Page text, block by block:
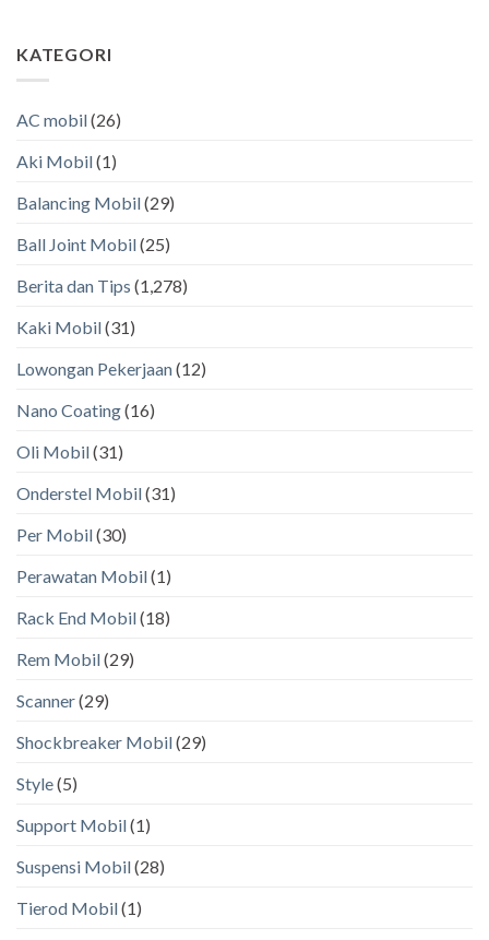
KATEGORI
AC mobil(26)
Aki Mobil(1)
Balancing Mobil(29)
Ball Joint Mobil(25)
Berita dan Tips (1,278)
Kaki Mobil(31)
Lowongan Pekerjaan(12)
Nano Coating(16)
Oli Mobil(31)
Onderstel Mobil(31)
Per Mobil(30)
Perawatan Mobil(1)
Rack End Mobil(18)
Rem Mobil(29)
Scanner(29)
Shockbreaker Mobil(29)
Style(5)
Support Mobil(1)
Suspensi Mobil(28)
Tierod Mobil(1)